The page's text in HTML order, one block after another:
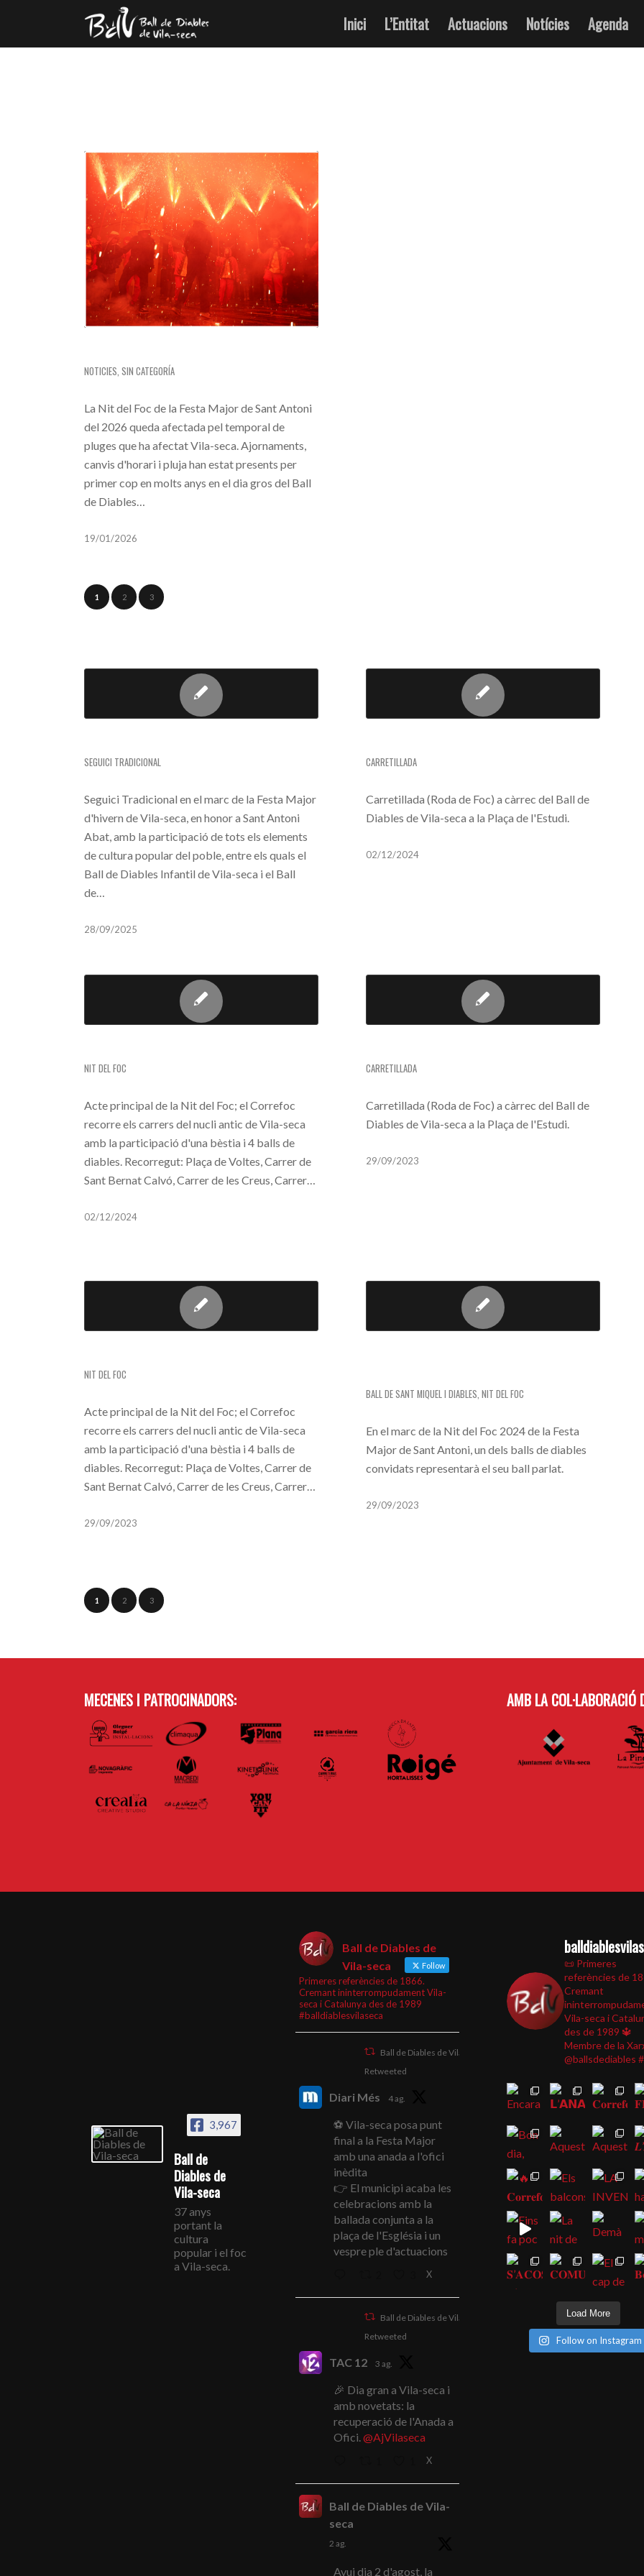
Inici L’Entitat Actuacions Notícies Agenda
NOTICIES,SIN CATEGORÍA
La Nit del Foc de la Festa Major de Sant Antoni
del 2026 queda afectada pel temporal de
pluges que ha afectat Vila-seca. Ajornaments,
canvis d'horari i pluja han estat presents per
primer cop en molts anys en el dia gros del Ball
de Diables…
19/01/2026
1 2 3
SEGUICI TRADICIONAL
Seguici Tradicional en el marc de la Festa Major
d'hivern de Vila-seca, en honor a Sant Antoni
Abat, amb la participació de tots els elements
de cultura popular del poble, entre els quals el
Ball de Diables Infantil de Vila-seca i el Ball
de…
28/09/2025
CARRETILLADA
Carretillada (Roda de Foc) a càrrec del Ball de
Diables de Vila-seca a la Plaça de l'Estudi.
02/12/2024
NIT DEL FOC
Acte principal de la Nit del Foc; el Correfoc
recorre els carrers del nucli antic de Vila-seca
amb la participació d'una bèstia i 4 balls de
diables. Recorregut: Plaça de Voltes, Carrer de
Sant Bernat Calvó, Carrer de les Creus, Carrer…
02/12/2024
CARRETILLADA
Carretillada (Roda de Foc) a càrrec del Ball de
Diables de Vila-seca a la Plaça de l'Estudi.
29/09/2023
NIT DEL FOC
Acte principal de la Nit del Foc; el Correfoc
recorre els carrers del nucli antic de Vila-seca
amb la participació d'una bèstia i 4 balls de
diables. Recorregut: Plaça de Voltes, Carrer de
Sant Bernat Calvó, Carrer de les Creus, Carrer…
29/09/2023
BALL DE SANT MIQUEL I DIABLES,NIT DEL FOC
En el marc de la Nit del Foc 2024 de la Festa
Major de Sant Antoni, un dels balls de diables
convidats representarà el seu ball parlat.
29/09/2023
1 2 3
MECENES I PATROCINADORS: AMB LA COL·LABORACIÓ
3,967
Ball de
Diables de
Vila-seca
37 anys
portant la
cultura
popular i el foc
a Vila-seca.
Ball de Diables de
Vila-seca
Follow
Primeres referències de 1866.
Cremant ininterrompudament Vila-
seca i Catalunya des de 1989
#balldiablesvilaseca
Ball de Diables de Vila-seca
Retweeted
Diari Més 4 ag.
⚽ Vila-seca posa punt
final a la Festa Major
amb una anada a l'ofici
inèdita
👉 El municipi acaba les
celebracions amb la
ballada conjunta a la
plaça de l'Església i un
vespre ple d'actuacions
X
Ball de Diables de Vila-seca
Retweeted
TAC 12 3 ag.
🎉 Dia gran a Vila-seca i
amb novetats: la
recuperació de l'Anada a
Ofici.@AjVilaseca
X
Ball de Diables de Vila-
seca
2 ag.
Avui dia 2 d'agost, la
📜 Primeres
referències de
Cremant
Vila-seca i
des de 1989 🔱
Membre de la
@ballsdediables
Load More
Follow on Instagram